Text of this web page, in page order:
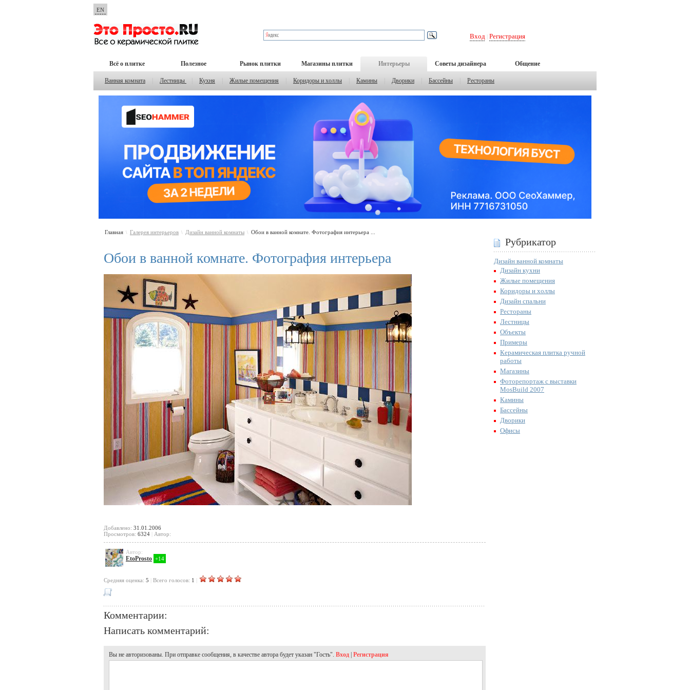
EN
Вход Регистрация
Всё о плитке Полезное Рынок плитки Магазины плитки Интерьеры Советы дизайнера Общение
Ванная комната Лестницы Кухня Жилые помещения Коридоры и холлы Камины Дворики Бассейны Рестораны
Главная \ Галерея интерьеров \ Дизайн ванной комнаты \ Обои в ванной комнате. Фотография интерьера ...
Обои в ванной комнате. Фотография интерьера
Добавлено: 31.01.2006
Просмотров: 6324 Автор:
Автор:
EtoProsto +14
Cредняя оценка: 5 Всего голосов: 1
Комментарии:
Написать комментарий:
Вы не авторизованы. При отправке сообщения, в качестве автора будет указан "Гость". Вход | Регистрация
Рубрикатор
Дизайн ванной комнаты
Дизайн кухни
Жилые помещения
Коридоры и холлы
Дизайн спальни
Рестораны
Лестницы
Объекты
Примеры
Керамическая плитка ручной
работы
Магазины
Фоторепортаж с выставки
MosBuild 2007
Камины
Бассейны
Дворики
Офисы